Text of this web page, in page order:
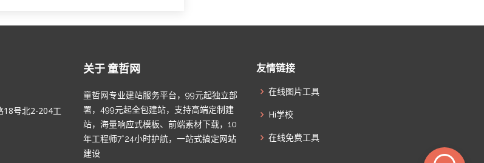
18号北2-204工
关于 童哲网
童哲网专业建站服务平台，99元起独立部
署，499元起全包建站，支持高端定制建
站，海量响应式模板、前端素材下载，10
年工程师7*24小时护航，一站式搞定网站
建设
友情链接
在线图片工具
Hi学校
在线免费工具